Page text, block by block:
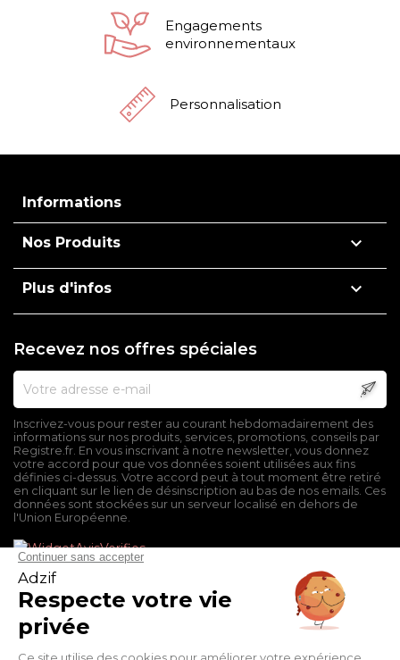
Engagements
environnementaux
Personnalisation
Informations
Nos Produits 
Plus d'infos 
Recevez nos offres spéciales
Inscrivez-vous pour rester au courant hebdomadairement des
informations sur nos produits, services, promotions, conseils par
Registre.fr. En vous inscrivant à notre newsletter, vous donnez
votre accord pour que vos données soient utilisées aux fins
définies ci-dessus. Votre accord peut à tout moment être retiré
en cliquant sur le lien de désinscription au bas de nos emails. Ces
données sont stockées sur un serveur localisé en dehors de
l'Union Européenne.